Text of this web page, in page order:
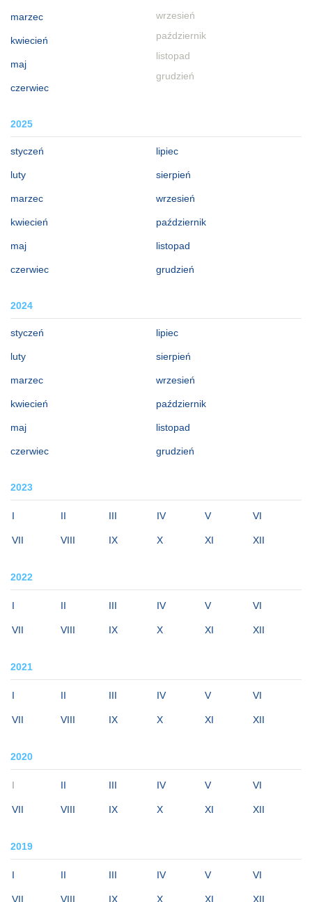
marzec
kwiecień
maj
czerwiec
wrzesień
październik
listopad
grudzień
2025
styczeń
luty
marzec
kwiecień
maj
czerwiec
lipiec
sierpień
wrzesień
październik
listopad
grudzień
2024
styczeń
luty
marzec
kwiecień
maj
czerwiec
lipiec
sierpień
wrzesień
październik
listopad
grudzień
2023
I II III IV V VI
VII VIII IX X XI XII
2022
I II III IV V VI
VII VIII IX X XI XII
2021
I II III IV V VI
VII VIII IX X XI XII
2020
I II III IV V VI
VII VIII IX X XI XII
2019
I II III IV V VI
VII VIII IX X XI XII